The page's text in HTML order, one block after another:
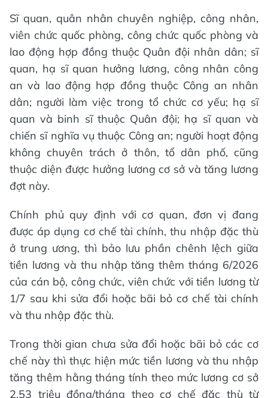
Sĩ quan, quân nhân chuyên nghiệp, công nhân,
viên chức quốc phòng, công chức quốc phòng và
lao động hợp đồng thuộc Quân đội nhân dân; sĩ
quan, hạ sĩ quan hưởng lương, công nhân công
an và lao động hợp đồng thuộc Công an nhân
dân; người làm việc trong tổ chức cơ yếu; hạ sĩ
quan và binh sĩ thuộc Quân đội; hạ sĩ quan và
chiến sĩ nghĩa vụ thuộc Công an; người hoạt động
không chuyên trách ở thôn, tổ dân phố, cũng
thuộc diện được hưởng lương cơ sở và tăng lương
đợt này.
Chính phủ quy định với cơ quan, đơn vị đang
được áp dụng cơ chế tài chính, thu nhập đặc thù
ở trung ương, thì bảo lưu phần chênh lệch giữa
tiền lương và thu nhập tăng thêm tháng 6/2026
của cán bộ, công chức, viên chức với tiền lương từ
1/7 sau khi sửa đổi hoặc bãi bỏ cơ chế tài chính
và thu nhập đặc thù.
Trong thời gian chưa sửa đổi hoặc bãi bỏ các cơ
chế này thì thực hiện mức tiền lương và thu nhập
tăng thêm hằng tháng tính theo mức lương cơ sở
2,53 triệu đồng/tháng theo cơ chế đặc thù từ